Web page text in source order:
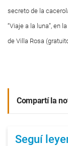
secreto de la
“Viaje a la luna”, en
de Villa Rosa
Compartí la
Seguí